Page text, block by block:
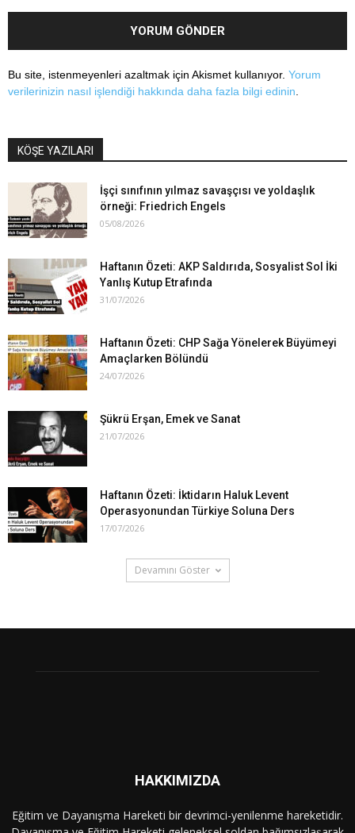
Bu site, istenmeyenleri azaltmak için Akismet kullanıyor. Yorum
verilerinizin nasıl işlendiği hakkında daha fazla bilgi edinin
KÖŞE YAZILARI
İşçi sınıfının yılmaz savaşçısı ve yoldaşlık
örneği: Friedrich Engels
05/08/2026
Haftanın Özeti: AKP Saldırıda, Sosyalist Sol İki
Yanlış Kutup Etrafında
31/07/2026
Haftanın Özeti: CHP Sağa Yönelerek Büyümeyi
Amaçlarken Bölündü
24/07/2026
Şükrü Erşan, Emek ve Sanat
21/07/2026
Haftanın Özeti: İktidarın Haluk Levent
Operasyonundan Türkiye Soluna Ders
17/07/2026
Devamını Göster
HAKKIMIZDA
Eğitim ve Dayanışma Hareketi bir devrimci-yenilenme hareketidir.